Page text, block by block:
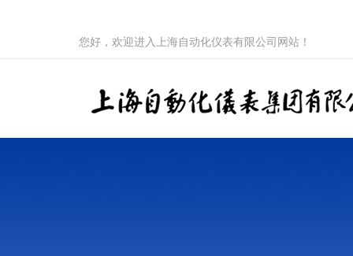
您好，欢迎进入上海自动化仪表有限公司网站！